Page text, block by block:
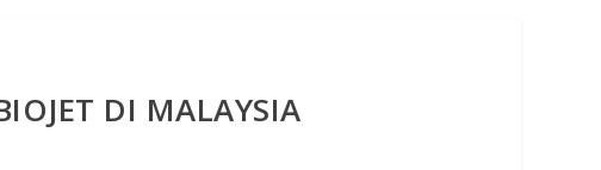
DI MALAYSIA